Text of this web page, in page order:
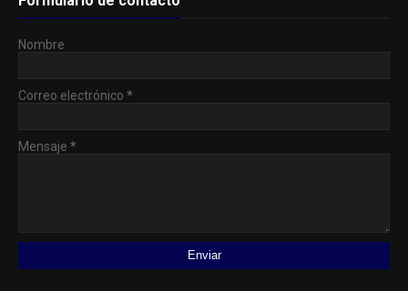
Nombre
Correo electrónico *
Mensaje *